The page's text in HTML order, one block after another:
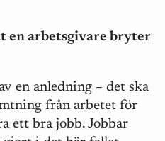
en arbetsgivare bryter
en anledning – det ska
från arbetet för
ett bra jobb. Jobbar